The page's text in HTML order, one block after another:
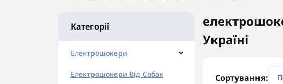
Категорії
Електрошокери
Електрошокери Від Собак
Україні
Сортування: